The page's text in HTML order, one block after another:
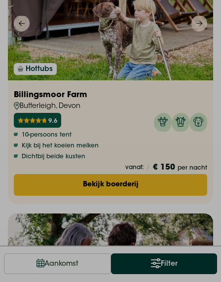
Hottubs
Billingsmoor Farm
Butterleigh, Devon
9.6
10-persoons tent
Kijk bij het koeien melken
Dichtbij beide kusten
vanaf: / € 150 per nacht
Bekijk boerderij
Aankomst Filter